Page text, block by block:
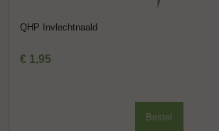
QHP Invlechtnaald
€ 1,95
Bestel